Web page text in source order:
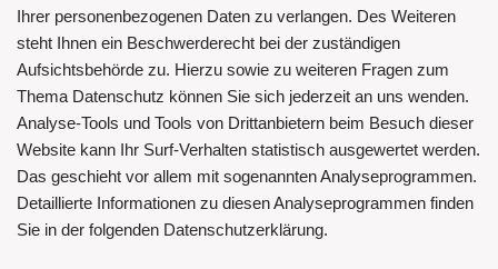
Ihrer personenbezogenen Daten zu verlangen. Des Weiteren
steht Ihnen ein Beschwerderecht bei der zuständigen
Aufsichtsbehörde zu. Hierzu sowie zu weiteren Fragen zum
Thema Datenschutz können Sie sich jederzeit an uns wenden.
Analyse-Tools und Tools von Drittanbietern beim Besuch dieser
Website kann Ihr Surf-Verhalten statistisch ausgewertet werden.
Das geschieht vor allem mit sogenannten Analyseprogrammen.
Detaillierte Informationen zu diesen Analyseprogrammen finden
Sie in der folgenden Datenschutzerklärung.